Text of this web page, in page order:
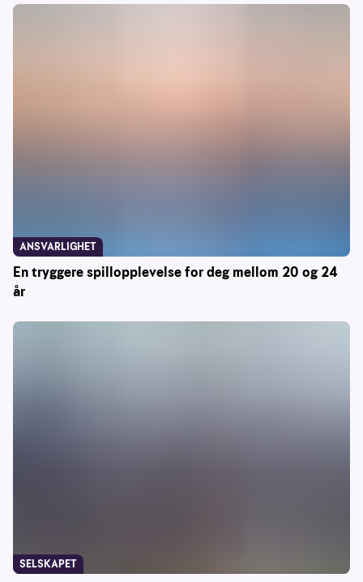
En tryggere spillopplevelse for deg mellom 20 og 24
år
ANSVARLIGHET
SELSKAPET